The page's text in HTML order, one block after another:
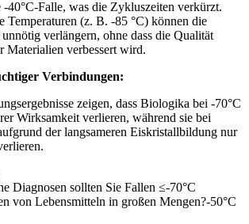
-40°C-Falle, was die Zykluszeiten verkürzt.
Temperaturen (z. B. -85 °C) können die
verlängern, ohne dass die Qualität
Materialien verbessert wird.
Verbindungen:
zeigen, dass Biologika bei -70°C
Wirksamkeit verlieren, während sie bei
der langsameren Eiskristallbildung nur
Diagnosen sollten Sie Fallen ≤-70°C
von Lebensmitteln in großen Mengen?-50°C